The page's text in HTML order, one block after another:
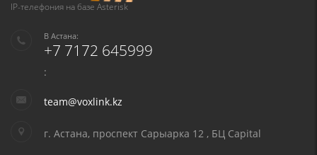
IP-телефония на базе Asterisk
В Астана:
+7 7172 645999
:
team@voxlink.kz
г. Астана, проспект Сарыарка 12 , БЦ Capital